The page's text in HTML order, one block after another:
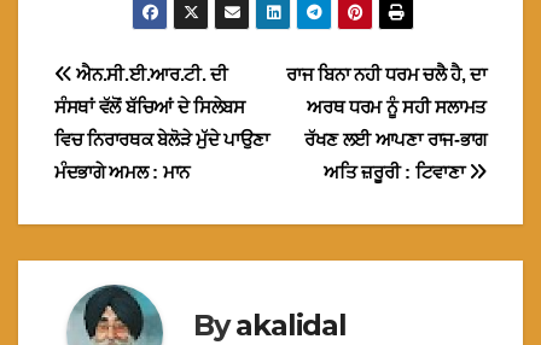
Post
navigation
ਰਾਜ ਬਿਨਾ ਨਹੀ ਧਰਮ ਚਲੈ ਹੈ, ਦਾ
ਅਰਥ ਧਰਮ ਨੂੰ ਸਹੀ ਸਲਾਮਤ
ਰੱਖਣ ਲਈ ਆਪਣਾ ਰਾਜ-ਭਾਗ
ਅਤਿ ਜ਼ਰੂਰੀ : ਟਿਵਾਣਾ
ਐਨ.ਸੀ.ਈ.ਆਰ.ਟੀ. ਦੀ
ਸੰਸਥਾਂ ਵੱਲੋਂ ਬੱਚਿਆਂ ਦੇ ਸਿਲੇਬਸ
ਵਿਚ ਨਿਰਾਰਥਕ ਬੇਲੋੜੇ ਮੁੱਦੇ ਪਾਉਣਾ
ਮੰਦਭਾਗੇ ਅਮਲ : ਮਾਨ
Byakalidal